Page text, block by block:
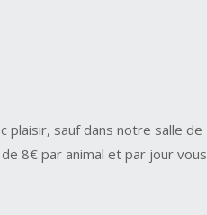
plaisir, sauf dans notre salle de
8€ par animal et par jour vous